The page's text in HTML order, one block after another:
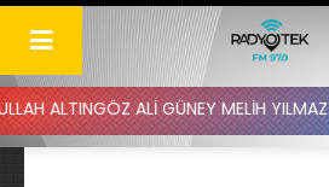
Skip
content
ALİ GÜNEY MELİH YILMAZ SERDAR